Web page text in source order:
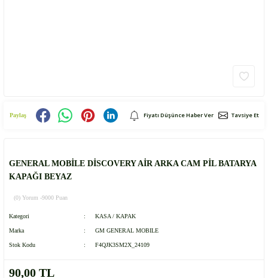
Paylaş Fiyatı Düşünce Haber Ver Tavsiye Et
GENERAL MOBİLE DİSCOVERY AİR ARKA CAM PİL BATARYA
KAPAĞI BEYAZ
(0) Yorum -9000 Puan
Kategori KASA / KAPAK
Marka GM GENERAL MOBILE
Stok Kodu F4QJK3SM2X_24109
90,00 TL